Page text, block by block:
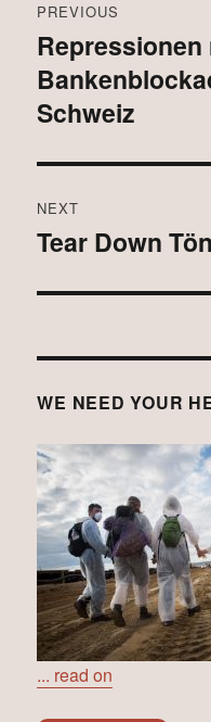
navigation
PREVIOUS
Previous
post:
Repressionen
Schweiz
NEXT
Next
Tear Down
WE NEED YOUR
... read on